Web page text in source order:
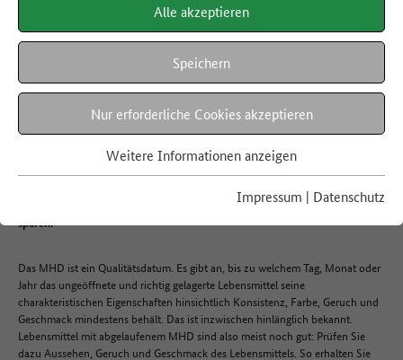
Alle akzeptieren
Speichern
Nur erforderliche Cookies akzeptieren
Weitere Informationen anzeigen
Impressum | Datenschutz
Genauso gut, aber für die
Hälfte
Supermärkte bieten Lebensmittel oft kurz vor Erreichen des
diesen Produkten: So können Sie gleichzeitig Lebensmittel retten und Geld
sparen.
Das MHD ist ein Qualitätsdatum. Es gibt an, bis zu welchem Tag, Monat oder
Jahr das ungeöffnete und richtig gelagerte Lebensmittel seine
charakteristischen Eigenschaften hinsichtlich Konsistenz, Farbe, Geruch und
Geschmack mindestens behält. Das ist inzwischen hinlänglich bekannt.
Lebensmittel mit abgelaufenem MHD sind also meist noch gut: Prüfen Sie
dazu Aussehen, Geruch und Geschmack des Lebensmittels. So erhalten Sie